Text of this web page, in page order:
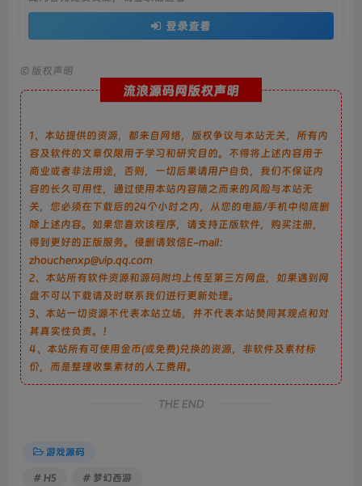
登录查看
© 版权声明
流浪源码网版权声明
1、本站提供的资源，都来自网络，版权争议与本站无关，所有内
容及软件的文章仅限用于学习和研究目的。不得将上述内容用于
商业或者非法用途，否则，一切后果请用户自负，我们不保证内
容的长久可用性，通过使用本站内容随之而来的风险与本站无
关，您必须在下载后的24个小时之内，从您的电脑/手机中彻底删
除上述内容。如果您喜欢该程序，请支持正版软件，购买注册，
得到更好的正版服务。侵删请致信E-mail：
zhouchenxp@vip.qq.com
2、本站所有软件资源和源码附均上传至第三方网盘，如果遇到网
盘不可以下载请及时联系我们进行更新处理。
3、本站一切资源不代表本站立场，并不代表本站赞同其观点和对
其真实性负责。！
4、本站所有可使用金币(或免费)兑换的资源，非软件及素材标
价，而是整理收集素材的人工费用。
THE END
游戏源码
# H5 # 梦幻西游